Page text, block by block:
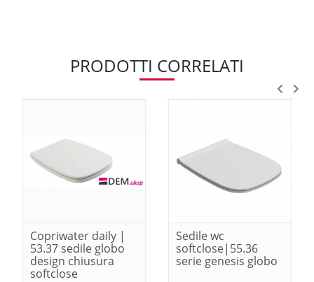
PRODOTTI CORRELATI
Copriwater daily |
53.37 sedile globo
design chiusura
softclose
Sedile wc
softclose|55.36
serie genesis globo